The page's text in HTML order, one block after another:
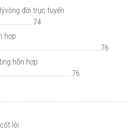
đời trực tuyến
74
hợp
hỗn hợp
76
lõi